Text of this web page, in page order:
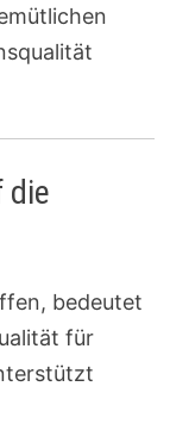
die
bedeutet
für